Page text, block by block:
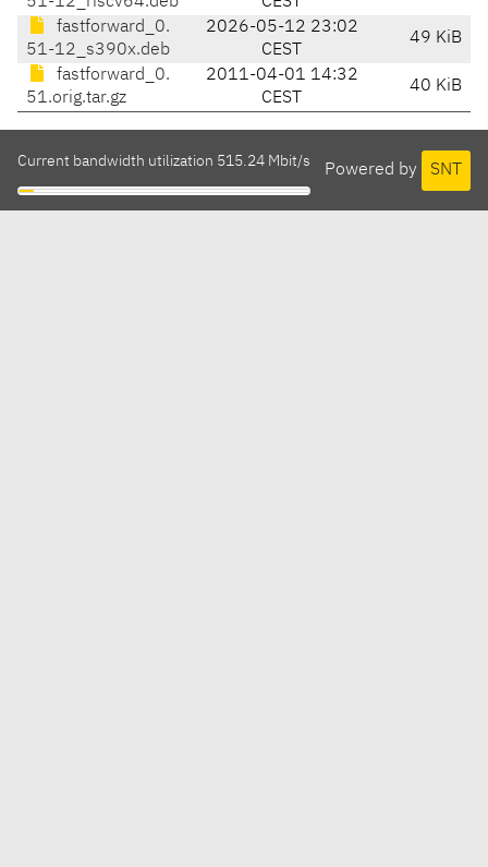
fastforward_0.
51-12_s390x.deb
2026-05-12 23:02
CEST
49 KiB
fastforward_0.
51.orig.tar.gz
2011-04-01 14:32
CEST
40 KiB
Powered by SNT
Current bandwidth utilization 515.24 Mbit/s